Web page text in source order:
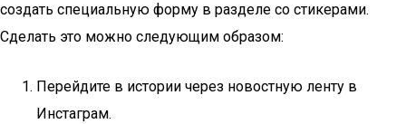
создать специальную форму в разделе со стикерами.
Сделать это можно следующим образом:
Перейдите в истории через новостную ленту в
Инстаграм.